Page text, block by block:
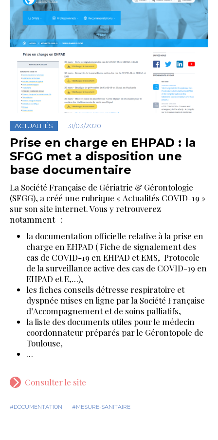
ACTUALITÉS 31/03/2020
Prise en charge en EHPAD : la
SFGG met a disposition une
base documentaire
La Société Française de Gériatrie & Gérontologie
(SFGG), a créé une rubrique « Actualités COVID-19 »
sur son site internet. Vous y retrouverez
notamment :
la documentation officielle relative à la prise en
charge en EHPAD ( Fiche de signalement des
cas de COVID-19 en EHPAD et EMS, Protocole
de la surveillance active des cas de COVID-19 en
EHPAD et E,…),
les fiches conseils détresse respiratoire et
dyspnée mises en ligne par la Société Française
d’Accompagnement et de soins palliatifs,
la liste des documents utiles pour le médecin
coordonnateur préparés par le Gérontopole de
Toulouse,
…
Consulter le site
#DOCUMENTATION #MESURE-SANITAIRE